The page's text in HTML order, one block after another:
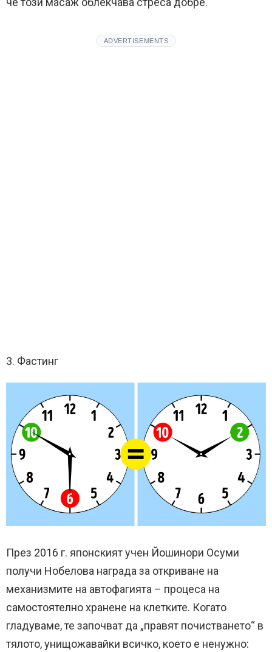
ADVERTISEMENTS
3. Фастинг
През 2016 г. японският учен Йошинори Осуми
получи Нобелова награда за откриване на
механизмите на автофагията – процеса на
самостоятелно хранене на клетките. Когато
гладуваме, те започват да „правят почистването“ в
тялото, унищожавайки всичко, което е ненужно: